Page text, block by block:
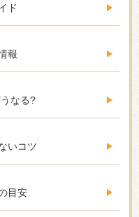
ド
報
なる?
いコツ
目安